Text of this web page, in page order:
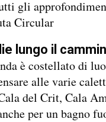
gli
Circular
lungo il
è costellato di
alle varie
del Crit, Cala
per un bagno